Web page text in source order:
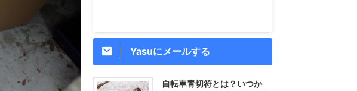
Yasuにメールする
自転車青切符とは？いつか